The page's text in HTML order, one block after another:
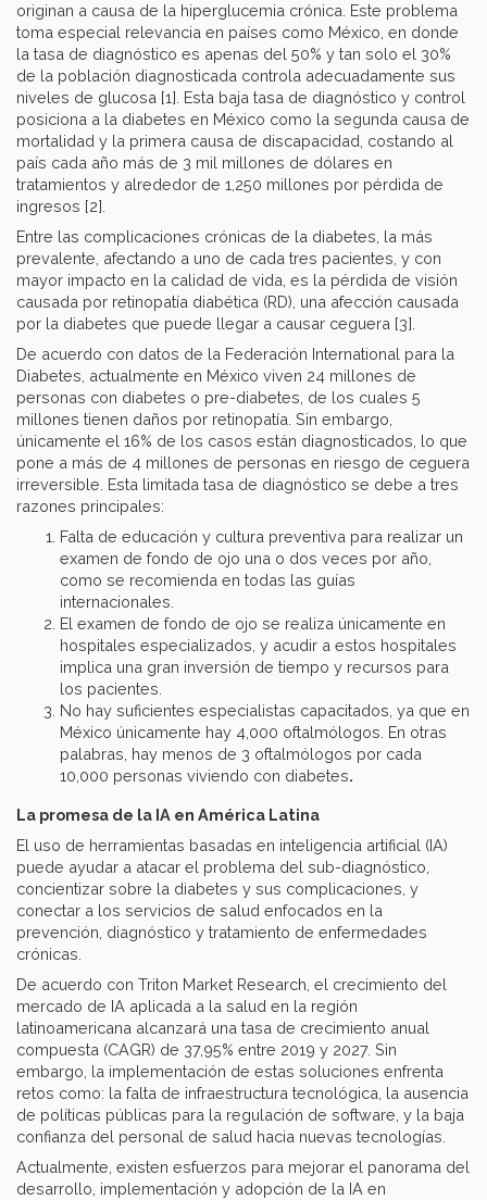
originan a causa de la hiperglucemia crónica. Este problema
toma especial relevancia en países como México, en donde
la tasa de diagnóstico es apenas del 50% y tan solo el 30%
de la población diagnosticada controla adecuadamente sus
niveles de glucosa [1]. Esta baja tasa de diagnóstico y control
posiciona a la diabetes en México como la segunda causa de
mortalidad y la primera causa de discapacidad, costando al
país cada año más de 3 mil millones de dólares en
tratamientos y alrededor de 1,250 millones por pérdida de
ingresos [2].
Entre las complicaciones crónicas de la diabetes, la más
prevalente, afectando a uno de cada tres pacientes, y con
mayor impacto en la calidad de vida, es la pérdida de visión
causada por retinopatía diabética (RD), una afección causada
por la diabetes que puede llegar a causar ceguera [3].
De acuerdo con datos de la Federación International para la
Diabetes, actualmente en México viven 24 millones de
personas con diabetes o pre-diabetes, de los cuales 5
millones tienen daños por retinopatía. Sin embargo,
únicamente el 16% de los casos están diagnosticados, lo que
pone a más de 4 millones de personas en riesgo de ceguera
irreversible. Esta limitada tasa de diagnóstico se debe a tres
razones principales:
Falta de educación y cultura preventiva para realizar un
examen de fondo de ojo una o dos veces por año,
como se recomienda en todas las guías
internacionales.
El examen de fondo de ojo se realiza únicamente en
hospitales especializados, y acudir a estos hospitales
implica una gran inversión de tiempo y recursos para
los pacientes.
No hay suficientes especialistas capacitados, ya que en
México únicamente hay 4,000 oftalmólogos. En otras
palabras, hay menos de 3 oftalmólogos por cada
10,000 personas viviendo con diabetes.
La promesa de la IA en América Latina
El uso de herramientas basadas en inteligencia artificial (IA)
puede ayudar a atacar el problema del sub-diagnóstico,
concientizar sobre la diabetes y sus complicaciones, y
conectar a los servicios de salud enfocados en la
prevención, diagnóstico y tratamiento de enfermedades
crónicas.
De acuerdo con Triton Market Research, el crecimiento del
mercado de IA aplicada a la salud en la región
latinoamericana alcanzará una tasa de crecimiento anual
compuesta (CAGR) de 37,95% entre 2019 y 2027. Sin
embargo, la implementación de estas soluciones enfrenta
retos como: la falta de infraestructura tecnológica, la ausencia
de políticas públicas para la regulación de software, y la baja
confianza del personal de salud hacia nuevas tecnologías.
Actualmente, existen esfuerzos para mejorar el panorama del
desarrollo, implementación y adopción de la IA en